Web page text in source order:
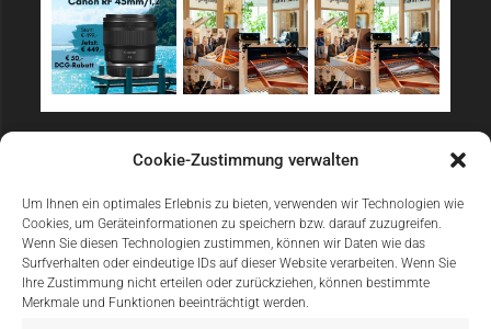
Cookie-Zustimmung verwalten
Um Ihnen ein optimales Erlebnis zu bieten, verwenden wir Technologien wie
Cookies, um Geräteinformationen zu speichern bzw. darauf zuzugreifen.
Wenn Sie diesen Technologien zustimmen, können wir Daten wie das
Surfverhalten oder eindeutige IDs auf dieser Website verarbeiten. Wenn Sie
Ihre Zustimmung nicht erteilen oder zurückziehen, können bestimmte
Merkmale und Funktionen beeinträchtigt werden.
Sicher Einkaufen